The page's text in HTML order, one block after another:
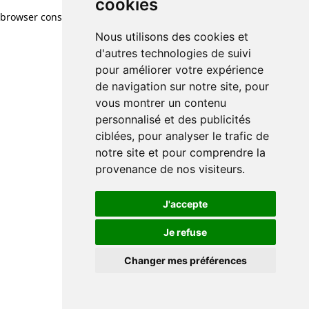
cookies
Nous utilisons des cookies et
d'autres technologies de suivi
pour améliorer votre expérience
de navigation sur notre site, pour
vous montrer un contenu
personnalisé et des publicités
ciblées, pour analyser le trafic de
notre site et pour comprendre la
provenance de nos visiteurs.
J'accepte
Je refuse
Changer mes préférences
browser console for more information)